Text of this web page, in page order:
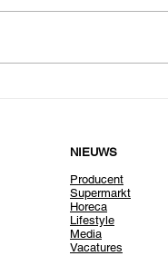
NIEUWS
Producent
Supermarkt
Horeca
Lifestyle
Media
Vacatures